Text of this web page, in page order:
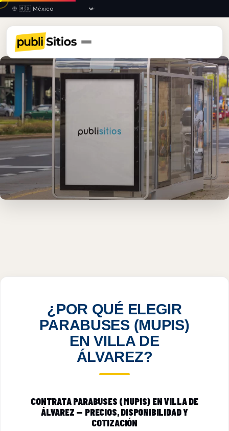
¿POR QUÉ ELEGIR
PARABUSES (MUPIS)
EN VILLA DE
ÁLVAREZ?
CONTRATA PARABUSES (MUPIS) EN VILLA DE
ÁLVAREZ — PRECIOS, DISPONIBILIDAD Y
COTIZACIÓN